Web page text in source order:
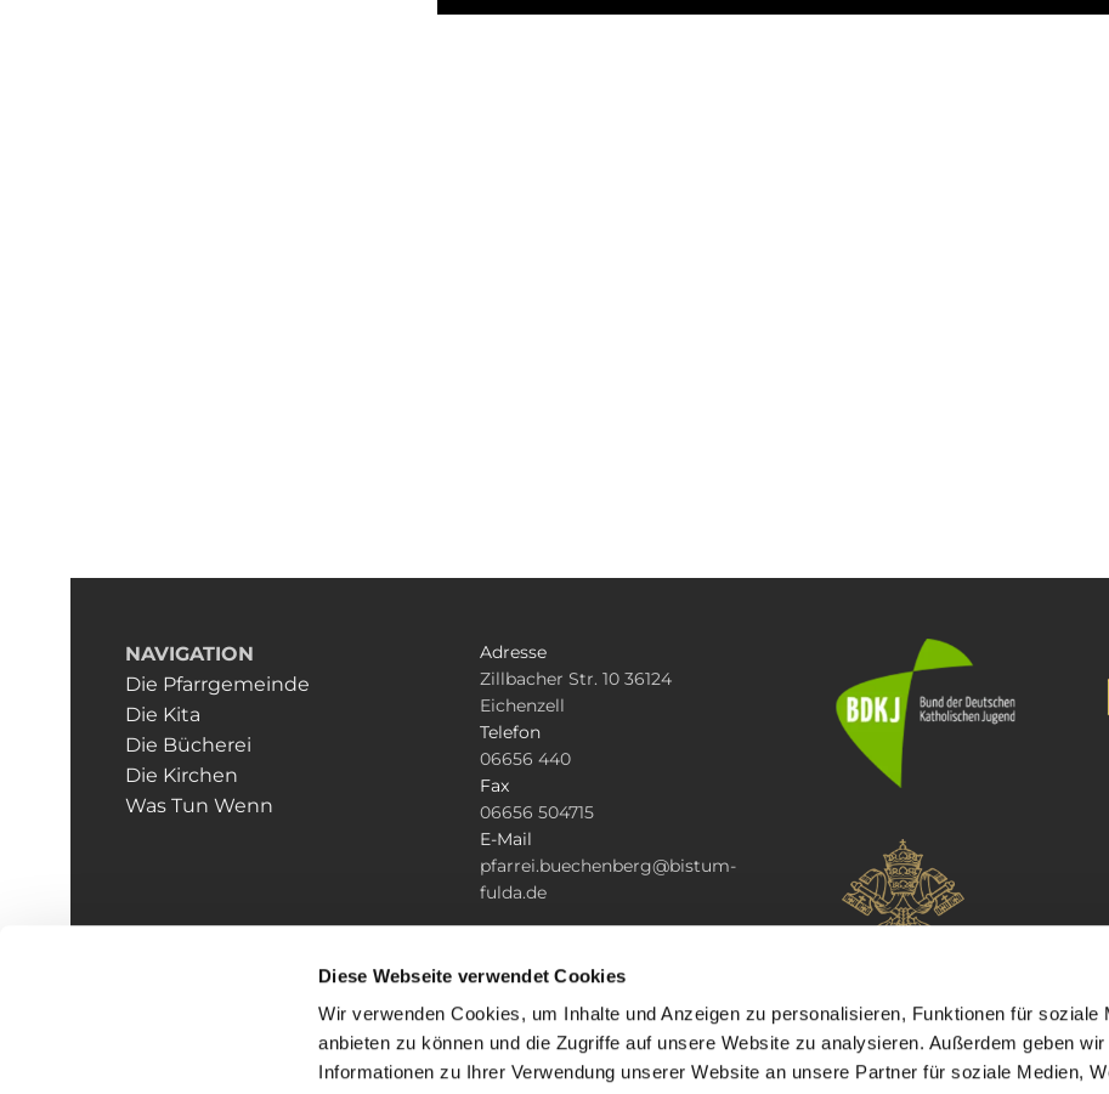
Diese Webseite verwendet Cookies
Wir verwenden Cookies, um Inhalte und Anzeigen zu personalisieren, Funktionen für soziale
anbieten zu können und die Zugriffe auf unsere Website zu analysieren. Außerdem geben wir
Informationen zu Ihrer Verwendung unserer Website an unsere Partner für soziale Medien,
NAVIGATION
Die Pfarrgemeinde
Die Kita
Die Bücherei
Die Kirchen
Was Tun Wenn
Adresse
Zillbacher Str. 10 36124
Eichenzell
Telefon
06656 440
Fax
06656 504715
E-Mail
pfarrei.buechenberg@bistum-
fulda.de